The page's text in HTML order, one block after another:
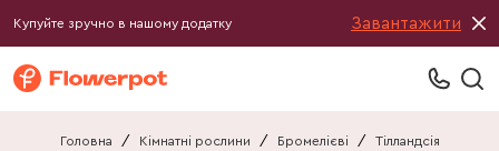
Купуйте зручно в нашому додатку Завантажити
Головна / Кімнатні рослини / Бромелієві /
Тілландсія